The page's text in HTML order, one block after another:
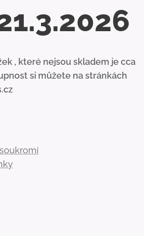
, které nejsou skladem je cca
si můžete na stránkách